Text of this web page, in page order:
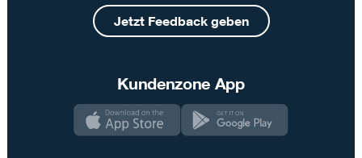
Jetzt Feedback geben
Kundenzone App